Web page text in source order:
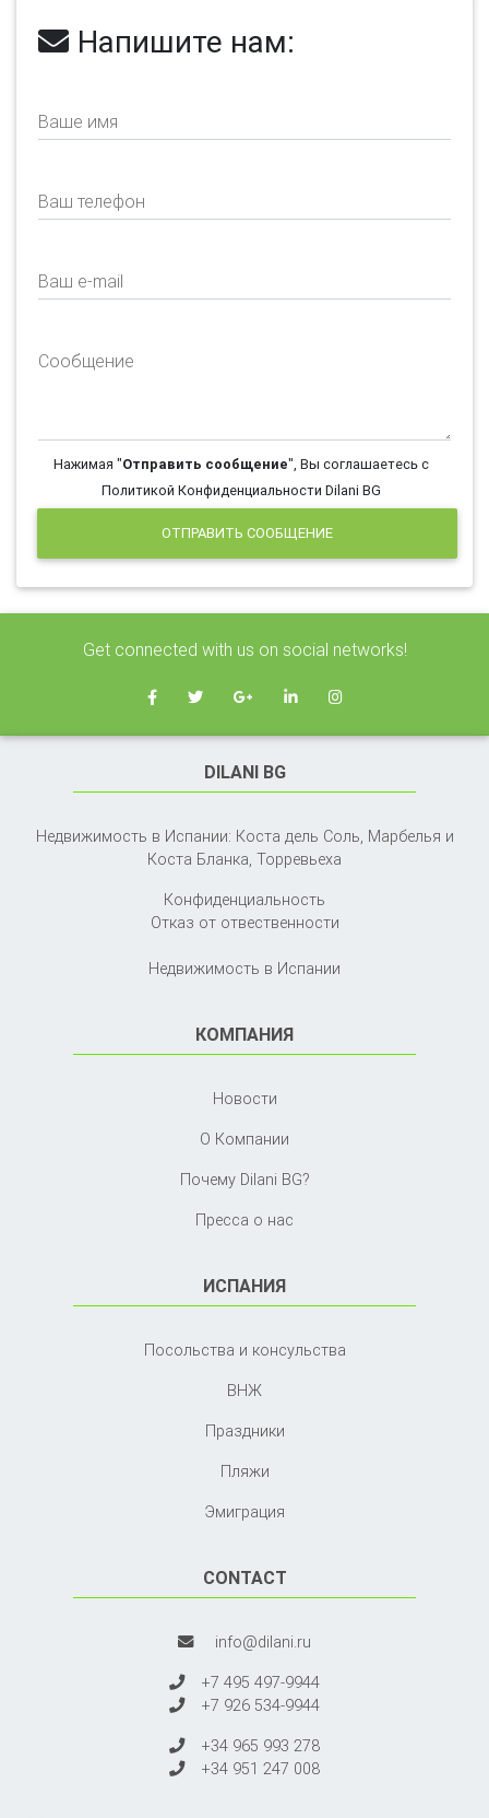
Напишите нам:
Ваше имя
Ваш телефон
Ваш e-mail
Сообщение
Нажимая "Отправить сообщение", Вы соглашаетесь с
Политикой Конфиденциальности Dilani BG
ОТПРАВИТЬ СООБЩЕНИЕ
Get connected with us on social networks!
DILANI BG
Недвижимость в Испании: Коста дель Соль, Марбелья и
Коста Бланка, Торревьеха
Конфиденциальность
Отказ от отвественности
Недвижимость в Испании
КОМПАНИЯ
Новости
О Компании
Почему Dilani BG?
Пресса о нас
ИСПАНИЯ
Посольства и консульства
ВНЖ
Праздники
Пляжи
Эмиграция
CONTACT
info@dilani.ru
+7 495 497-9944
+7 926 534-9944
+34 965 993 278
+34 951 247 008